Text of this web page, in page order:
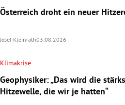
Österreich droht ein neuer
Josef Kleinrath03.08.2026
Klimakrise
Geophysiker: „Das wird die
Hitzewelle, die wir je hatten“